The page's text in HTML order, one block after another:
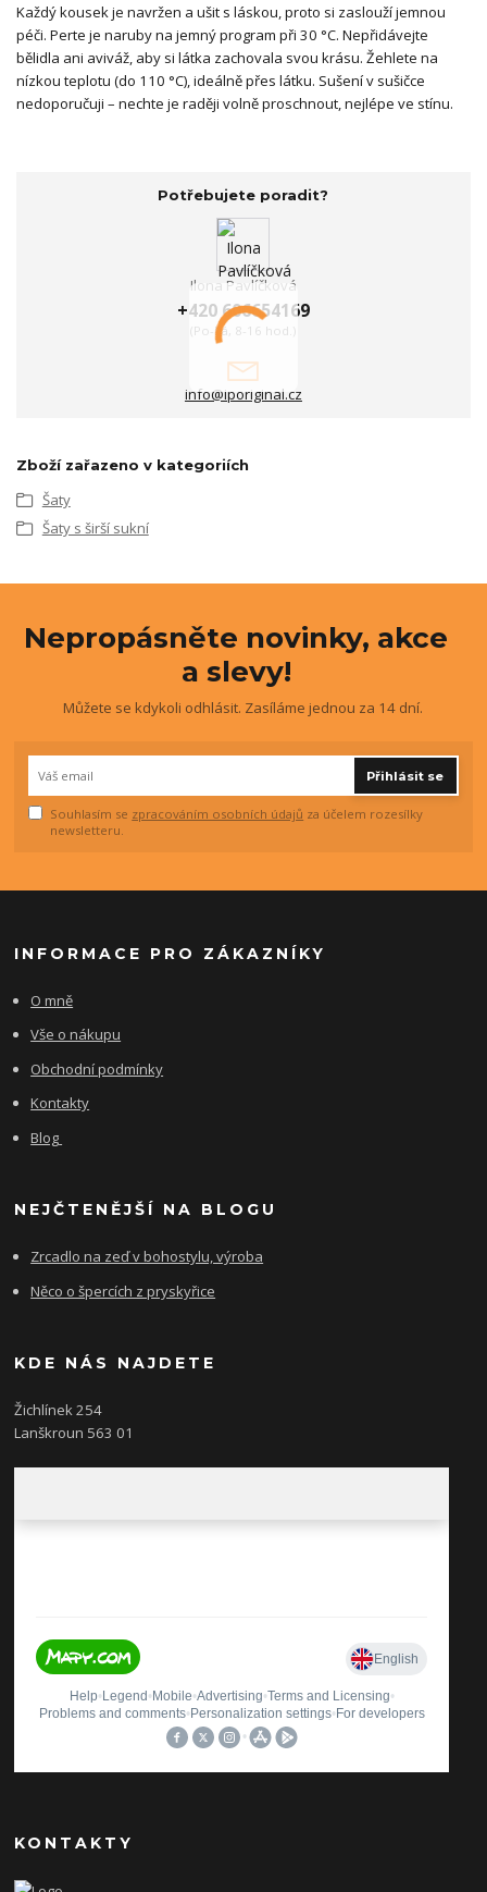
Každý kousek je navržen a ušit s láskou, proto si zaslouží jemnou
péči. Perte je naruby na jemný program při 30 °C. Nepřidávejte
bělidla ani aviváž, aby si látka zachovala svou krásu. Žehlete na
nízkou teplotu (do 110 °C), ideálně přes látku. Sušení v sušičce
nedoporučuji – nechte je raději volně proschnout, nejlépe ve stínu.
Potřebujete poradit?
Ilona Pavlíčková
+420 606654169
(Po-Pá, 8-16 hod.)
info@iporiginal.cz
Zboží zařazeno v kategoriích
Šaty
Šaty s širší sukní
Nepropásněte novinky, akce
a slevy!
Můžete se kdykoli odhlásit. Zasíláme jednou za 14 dní.
Přihlásit se
Souhlasím se zpracováním osobních údajů za účelem rozesílky
newsletteru.
INFORMACE PRO ZÁKAZNÍKY
O mně
Vše o nákupu
Obchodní podmínky
Kontakty
Blog
NEJČTENĚJŠÍ NA BLOGU
Zrcadlo na zeď v bohostylu, výroba
Něco o špercích z pryskyřice
KDE NÁS NAJDETE
Žichlínek 254
Lanškroun 563 01
KONTAKTY